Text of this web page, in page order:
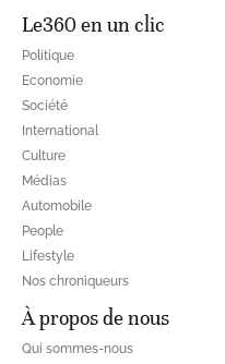
Le360 en un clic
Politique
Economie
Société
International
Culture
Médias
Automobile
People
Lifestyle
Nos chroniqueurs
À propos de nous
Qui sommes-nous